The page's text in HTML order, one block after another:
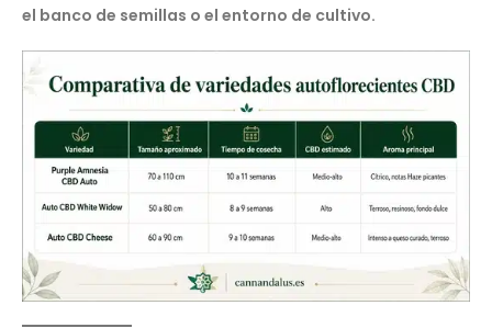
el banco de semillas o el entorno de cultivo.